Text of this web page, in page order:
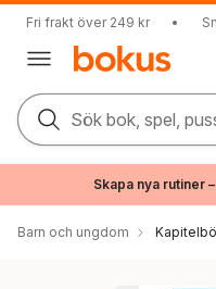
Fri frakt över 249 kr •
Sök bok, spel,
Skapa nya rutiner
Barn och ungdom